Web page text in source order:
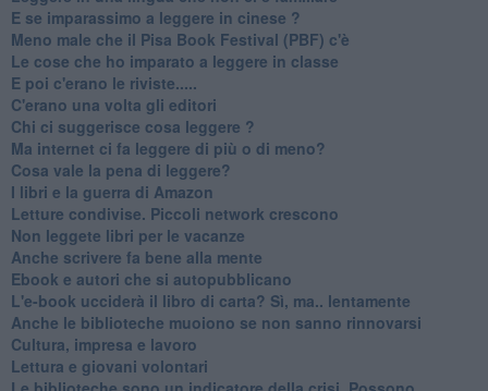
​E se imparassimo a leggere in cinese ?
​Meno male che il Pisa Book Festival (PBF) c'è
​Le cose che ho imparato a leggere in classe
​E poi c'erano le riviste.....
​C'erano una volta gli editori
​Chi ci suggerisce cosa leggere ?
​Ma internet ci fa leggere di più o di meno?
​Cosa vale la pena di leggere?
I libri e la guerra di Amazon
​Letture condivise. Piccoli network crescono
​Non leggete libri per le vacanze
​Anche scrivere fa bene alla mente
​Ebook e autori che si autopubblicano
​L'e-book ucciderà il libro di carta? Sì, ma.. lentamente
​Anche le biblioteche muoiono se non sanno rinnovarsi
​Cultura, impresa e lavoro
​Lettura e giovani volontari